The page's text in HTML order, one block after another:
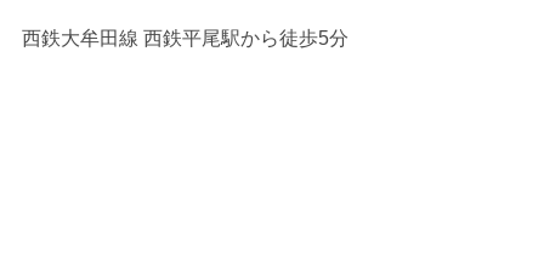
西鉄大牟田線 西鉄平尾駅から徒歩5分